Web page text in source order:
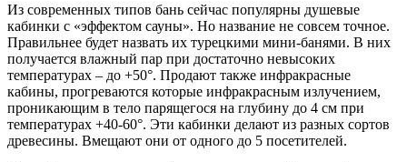
Из современных типов бань сейчас популярны душевые
кабинки с «эффектом сауны». Но название не совсем точное.
Правильнее будет назвать их турецкими мини-банями. В них
получается влажный пар при достаточно невысоких
температурах – до +50°. Продают также инфракрасные
кабины, прогреваются которые инфракрасным излучением,
проникающим в тело парящегося на глубину до 4 см при
температурах +40-60°. Эти кабинки делают из разных сортов
древесины. Вмещают они от одного до 5 посетителей.